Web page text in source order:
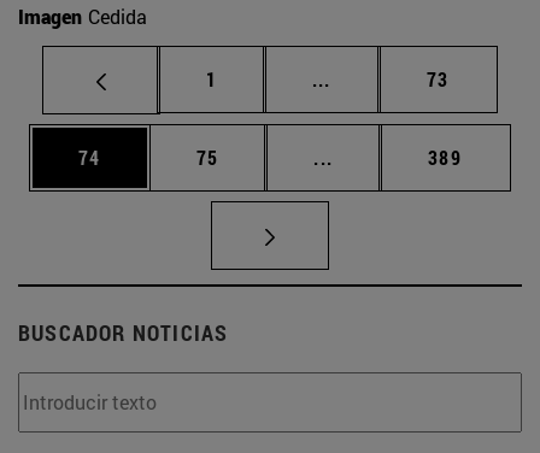
Imagen Cedida
Página
1 ... Páginas intermedias
Página
73
Página
74 Página
75 ... Páginas intermedias
Página
389
BUSCADOR NOTICIAS